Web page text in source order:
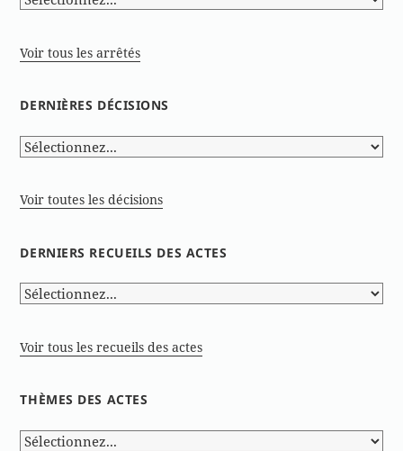
Voir tous les arrêtés
DERNIÈRES DÉCISIONS
Voir toutes les décisions
DERNIERS RECUEILS DES ACTES
Voir tous les recueils des actes
THÈMES DES ACTES